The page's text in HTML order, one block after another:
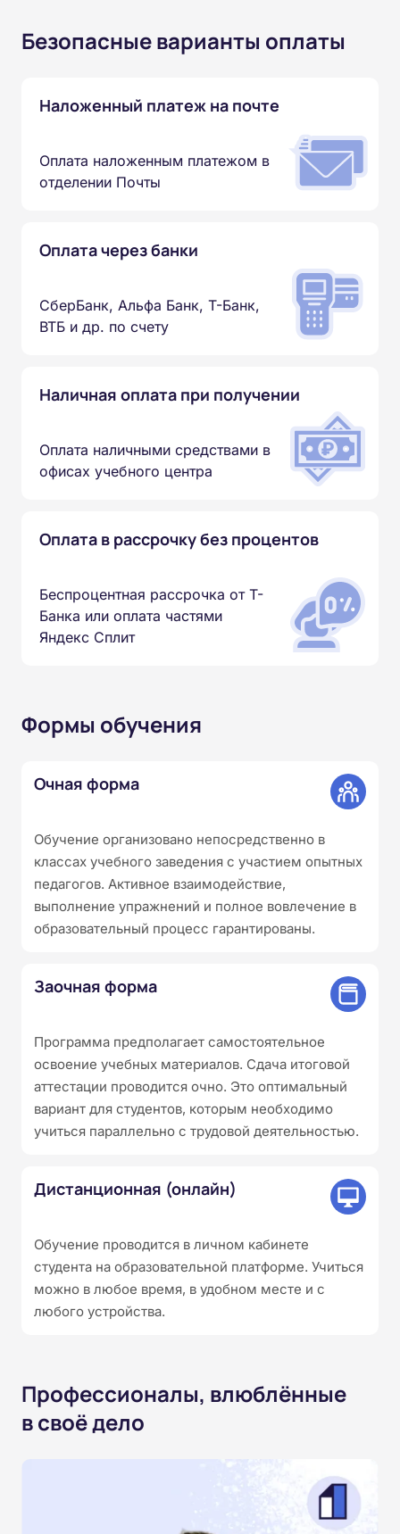
Безопасные варианты оплаты
Наложенный платеж на почте
Оплата наложенным платежом в
отделении Почты
Оплата через банки
СберБанк, Альфа Банк, Т-Банк,
ВТБ и др. по счету
Наличная оплата при получении
Оплата наличными средствами в
офисах учебного центра
Оплата в рассрочку без процентов
Беспроцентная рассрочка от Т-
Банка или оплата частями
Яндекс Сплит
Формы обучения
Очная форма
Обучение организовано непосредственно в
классах учебного заведения с участием опытных
педагогов. Активное взаимодействие,
выполнение упражнений и полное вовлечение в
образовательный процесс гарантированы.
Заочная форма
Программа предполагает самостоятельное
освоение учебных материалов. Сдача итоговой
аттестации проводится очно. Это оптимальный
вариант для студентов, которым необходимо
учиться параллельно с трудовой деятельностью.
Дистанционная (онлайн)
Обучение проводится в личном кабинете
студента на образовательной платформе. Учиться
можно в любое время, в удобном месте и с
любого устройства.
Профессионалы, влюблённые
в своё дело